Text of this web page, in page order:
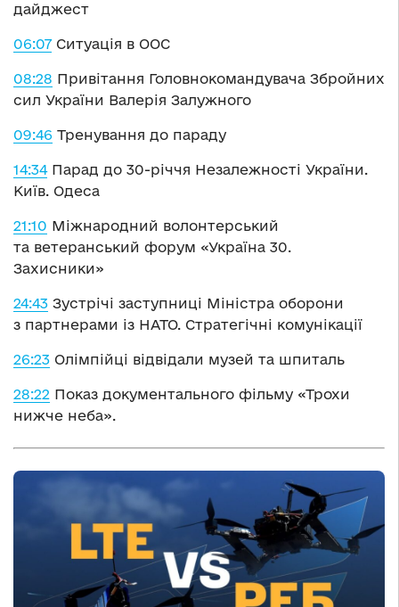
дайджест
06:07Ситуація в ООС
08:28 Привітання Головнокомандувача Збройних
сил України Валерія Залужного
09:46 Тренування до параду
14:34Парад до 30-річчя Незалежності України.
Київ. Одеса
21:10 Міжнародний волонтерський
та ветеранський форум «Україна 30.
Захисники»
24:43 Зустрічі заступниці Міністра оборони
з партнерами із НАТО. Стратегічні комунікації
26:23 Олімпійці відвідали музей та шпиталь
28:22 Показ документального фільму «Трохи
нижче неба».